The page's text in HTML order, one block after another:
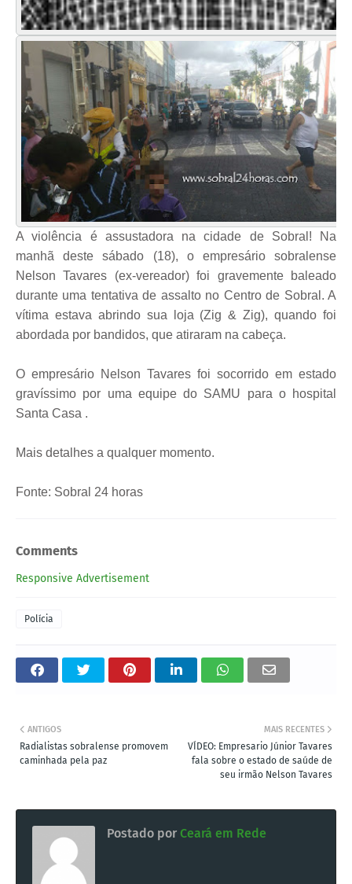
A violência é assustadora na cidade de Sobral! Na
manhã deste sábado (18), o empresário sobralense
Nelson Tavares (ex-vereador) foi gravemente baleado
durante uma tentativa de assalto no Centro de Sobral. A
vítima estava abrindo sua loja (Zig & Zig), quando foi
abordada por bandidos, que atiraram na cabeça.
O empresário Nelson Tavares foi socorrido em estado
gravíssimo por uma equipe do SAMU para o hospital
Santa Casa .
Mais detalhes a qualquer momento.
Fonte: Sobral 24 horas
Comments
Responsive Advertisement
Polícia
MAIS RECENTES
VÍDEO: Empresario Júnior Tavares
fala sobre o estado de saúde de
seu irmão Nelson Tavares
ANTIGOS
Radialistas sobralense promovem
caminhada pela paz
Postado por Ceará em Rede